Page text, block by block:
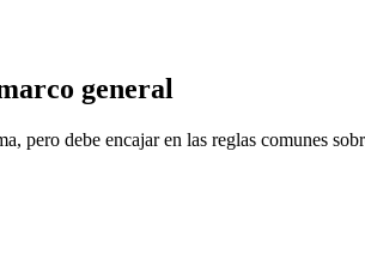
general
pero debe encajar en las reglas comunes